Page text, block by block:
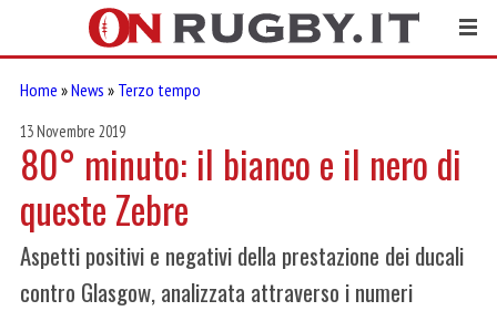
Home »News » Terzo tempo
13 Novembre 2019
80° minuto: il bianco e il nero di
queste Zebre
Aspetti positivi e negativi della prestazione dei ducali
contro Glasgow, analizzata attraverso i numeri